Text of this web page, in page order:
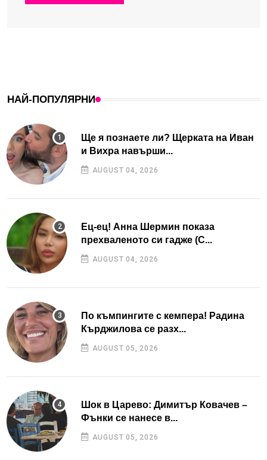
НАЙ-ПОПУЛЯРНИ
Ще я познаете ли? Щерката на Иван
и Вихра навърши...
AUGUST 04, 2026
Ец-ец! Анна Шермин показа
прехваленото си гадже (С...
AUGUST 04, 2026
По къмпингите с кемпера! Радина
Кърджилова се разх...
AUGUST 05, 2026
Шок в Царево: Димитър Ковачев –
Фънки се нанесе в...
AUGUST 05, 2026